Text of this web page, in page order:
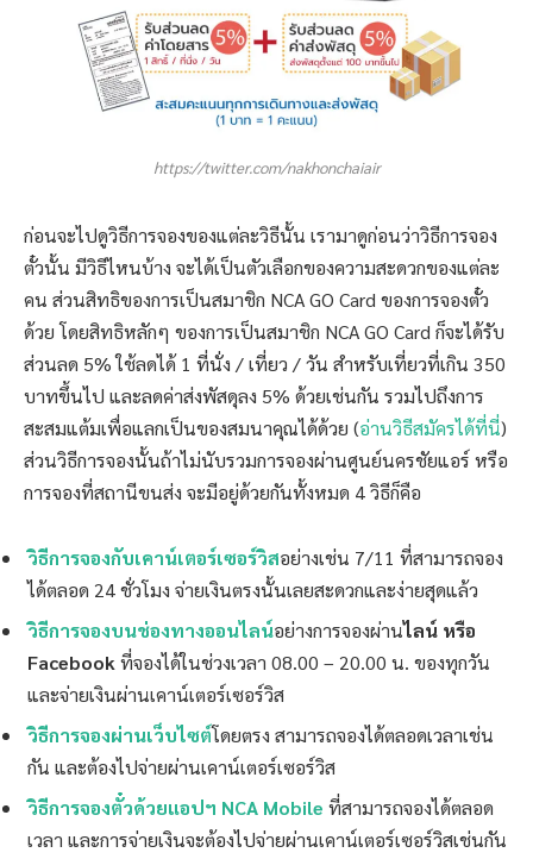
https://twitter.com/nakhonchaiair
ก่อนจะไปดูวิธีการจองของแต่ละวิธีนั้น เรามาดูก่อนว่าวิธีการจอง
ตั๋วนั้น มีวิธีไหนบ้าง จะได้เป็นตัวเลือกของความสะดวกของแต่ละ
คน ส่วนสิทธิของการเป็นสมาชิก NCA GO Card ของการจองตั๋ว
ด้วย โดยสิทธิหลักๆ ของการเป็นสมาชิก NCA GO Card ก็จะได้รับ
ส่วนลด 5% ใช้ลดได้ 1 ที่นั่ง / เที่ยว / วัน สำหรับเที่ยวที่เกิน 350
บาทขึ้นไป และลดค่าส่งพัสดุลง 5% ด้วยเช่นกัน รวมไปถึงการ
สะสมแต้มเพื่อแลกเป็นของสมนาคุณได้ด้วย (อ่านวิธีสมัครได้ที่นี่)
ส่วนวิธีการจองนั้นถ้าไม่นับรวมการจองผ่านศูนย์นครชัยแอร์ หรือ
การจองที่สถานีขนส่ง จะมีอยู่ด้วยกันทั้งหมด 4 วิธีก็คือ
วิธีการจองกับเคาน์เตอร์เซอร์วิสอย่างเช่น 7/11 ที่สามารถจอง
ได้ตลอด 24 ชั่วโมง จ่ายเงินตรงนั้นเลยสะดวกและง่ายสุดแล้ว
วิธีการจองบนช่องทางออนไลน์อย่างการจองผ่านไลน์ หรือ
Facebook ที่จองได้ในช่วงเวลา 08.00 – 20.00 น. ของทุกวัน
และจ่ายเงินผ่านเคาน์เตอร์เซอร์วิส
วิธีการจองผ่านเว็บไซต์โดยตรง สามารถจองได้ตลอดเวลาเช่น
กัน และต้องไปจ่ายผ่านเคาน์เตอร์เซอร์วิส
วิธีการจองตั๋วด้วยแอปฯ NCA Mobile ที่สามารถจองได้ตลอด
เวลา และการจ่ายเงินจะต้องไปจ่ายผ่านเคาน์เตอร์เซอร์วิสเช่นกัน